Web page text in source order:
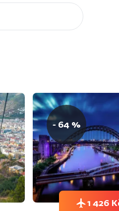
- 64 %
1 426